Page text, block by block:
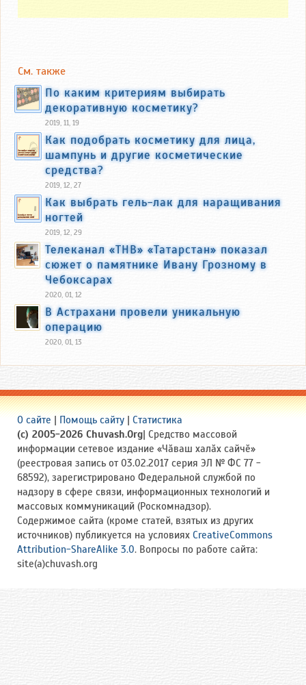
См. также
По каким критериям выбирать
декоративную косметику?
2019, 11, 19
Как подобрать косметику для лица,
шампунь и другие косметические
средства?
2019, 12, 27
Как выбрать гель-лак для наращивания
ногтей
2019, 12, 29
Телеканал «ТНВ» «Татарстан» показал
сюжет о памятнике Ивану Грозному в
Чебоксарах
2020, 01, 12
В Астрахани провели уникальную
операцию
2020, 01, 13
О сайте | Помощь сайту | Статистика
(c) 2005-2026 Chuvash.Org| Средство массовой
информации сетевое издание «Чӑваш халӑх сайчӗ»
(реестровая запись от 03.02.2017 серия ЭЛ № ФС 77 -
68592), зарегистрировано Федеральной службой по
надзору в сфере связи, информационных технологий и
массовых коммуникаций (Роскомнадзор).
Содержимое сайта (кроме статей, взятых из других
источников) публикуется на условиях CreativeCommons
Attribution-ShareAlike 3.0. Вопросы по работе сайта:
site(a)chuvash.org